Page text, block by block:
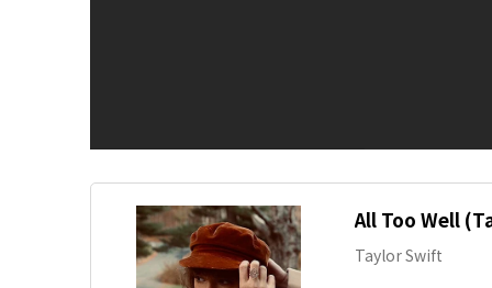
All Too Well
Taylor Swift